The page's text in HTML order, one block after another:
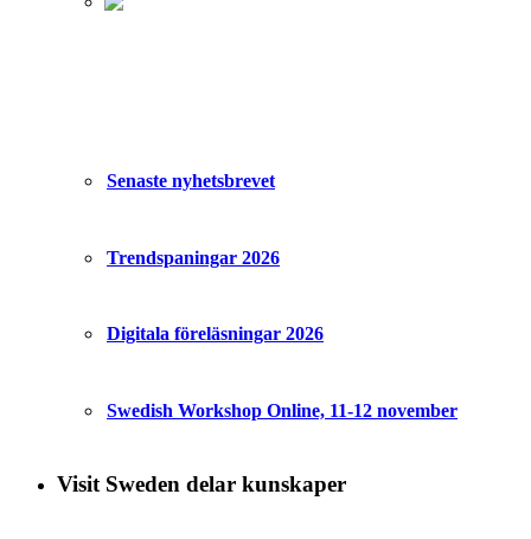
Senaste nyhetsbrevet
Trendspaningar 2026
Digitala föreläsningar 2026
Swedish Workshop Online, 11-12 november
Visit Sweden delar kunskaper